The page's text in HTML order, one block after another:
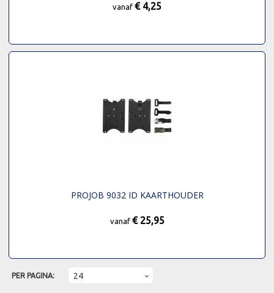
vanaf € 4,25
PROJOB 9032 ID KAARTHOUDER
vanaf € 25,95
PER PAGINA: